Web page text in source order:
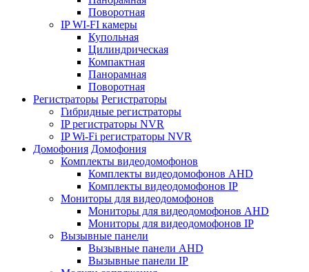
Поворотная
IP WI-FI камеры
Купольная
Цилиндрическая
Компактная
Панорамная
Поворотная
Регистраторы Регистраторы
Гибридные регистраторы
IP регистраторы NVR
IP Wi-Fi регистраторы NVR
Домофония Домофония
Комплекты видеодомофонов
Комплекты видеодомофонов AHD
Комплекты видеодомофонов IP
Мониторы для видеодомофонов
Мониторы для видеодомофонов AHD
Мониторы для видеодомофонов IP
Вызывные панели
Вызывные панели AHD
Вызывные панели IP